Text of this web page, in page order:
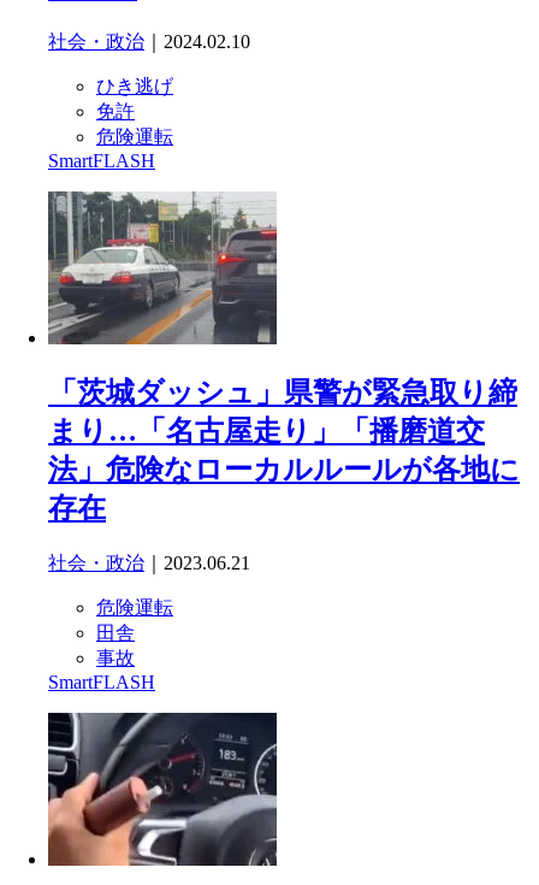
社会・政治 ｜2024.02.10
ひき逃げ
免許
危険運転
SmartFLASH
「茨城ダッシュ」県警が緊急取り締
まり…「名古屋走り」「播磨道交
法」危険なローカルルールが各地に
存在
社会・政治 ｜2023.06.21
危険運転
田舎
事故
SmartFLASH